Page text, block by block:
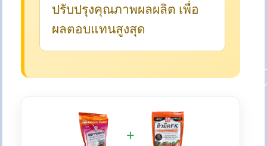
ปรับปรุงคุณภาพผลผลิต เพื่อ
ผลตอบแทนสูงสุด
+